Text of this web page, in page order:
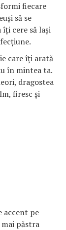
fiecare
să se
îți cere să lași
care îți arată
în mintea ta.
dragostea
firesc și
accent pe
păstra